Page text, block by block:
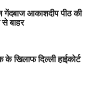
गेंदबाज आकाशदीप पीठ की
बाहर
खिलाफ दिल्ली हाईकोर्ट